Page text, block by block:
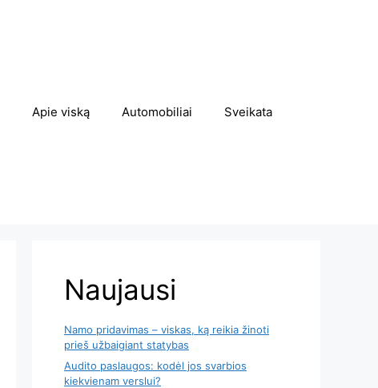
Apie viską Automobiliai Sveikata
Naujausi
Namo pridavimas – viskas, ką reikia žinoti
prieš užbaigiant statybas
Audito paslaugos: kodėl jos svarbios
kiekvienam verslui?